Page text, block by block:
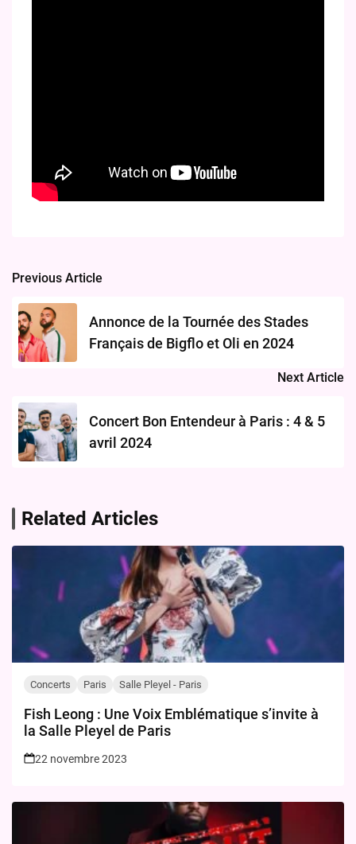
Post
navigation
Previous Article
Annonce de la Tournée des Stades
Français de Bigflo et Oli en 2024
Next Article
Concert Bon Entendeur à Paris : 4 & 5
avril 2024
Related Articles
Concerts Paris Salle Pleyel - Paris
Fish Leong : Une Voix Emblématique s’invite à
la Salle Pleyel de Paris
22 novembre 2023